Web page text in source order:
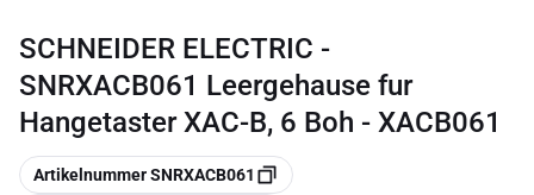
SCHNEIDER ELECTRIC -
SNRXACB061 Leergehause fur
Hangetaster XAC-B, 6 Boh - XACB061
Kopieren
Artikelnummer SNRXACB061